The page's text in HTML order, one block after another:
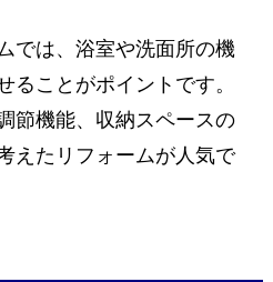
では、浴室や洗面所の機
ることがポイントです。
節機能、収納スペースの
えたリフォームが人気で